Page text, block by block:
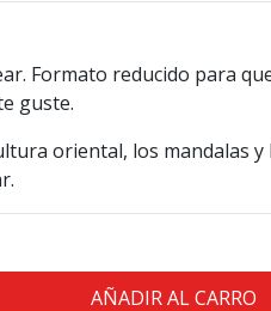
Formato reducido para
guste.
oriental, los mandalas y